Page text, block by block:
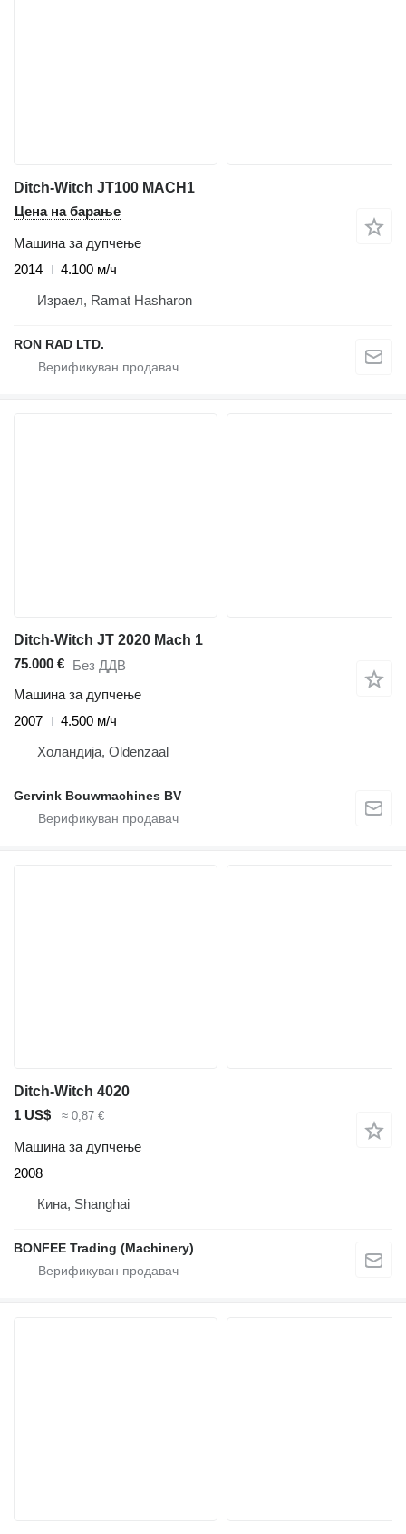
Ditch-Witch JT100 MACH1
Цена на барање
Машина за дупчење
2014
4.100 м/ч
Израел, Ramat Hasharon
RON RAD LTD.
Ditch-Witch JT 2020 Mach 1
75.000 € Без ДДВ
Машина за дупчење
2007
4.500 м/ч
Холандија, Oldenzaal
Gervink Bouwmachines BV
Ditch-Witch 4020
1 US$
≈ 0,87 €
Машина за дупчење
2008
Кина, Shanghai
BONFEE Trading (Machinery)